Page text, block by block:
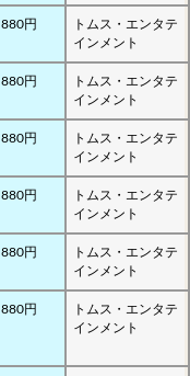
880円
トムス・エンタテ
インメント
880円
トムス・エンタテ
インメント
880円
トムス・エンタテ
インメント
880円
トムス・エンタテ
インメント
880円
トムス・エンタテ
インメント
880円
トムス・エンタテ
インメント